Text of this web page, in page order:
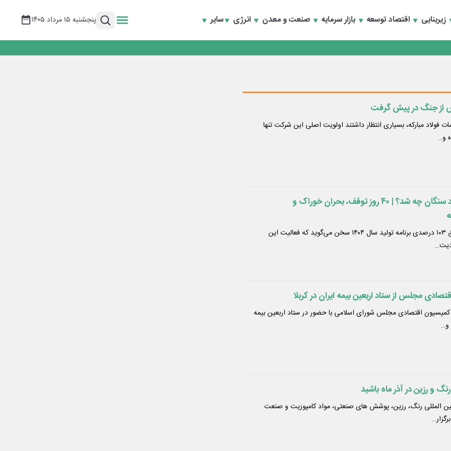
زیربنایی اقتصاد توسعه بازار سرمایه صنعت و معدن انرژی سایر پنجشنبه ۱۵ مرداد ۱۴۰۵
انرژی‌های نو و تجدیدپذیر با حضور استاندار اصفهان
از جنگ در پیش گرفت
فولاد مبارکه، بسیاری انتظار داشتند اولویت اصلی این شرکت تنها
و…
افق ۱۵ میلیون تنی فولاد سنگان چه شد؟ | ۴۰ روز توقف، بحران خوراک و
فولاد سنگان در حالی از تحقق ۱۰۳ درصدی برنامه تولید سال ۱۴۰۴ سخن می‌گوید که فعالیت این
مجلس از ستاد اربعین بیمه ایران در کربلا
اقتصادی مجلس شورای اسلامی با حضور در ستاد اربعین بیمه
و…
و رزین در آذر ماه باشید
المللی رنگ، رزین، پوشش های صنعتی، مواد کامپوزیت و صنعت